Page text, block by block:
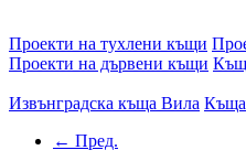
Проекти на тухлени къщи
Проекти на дървени къщи
Извънградска къща Вила Къща
← Пред.